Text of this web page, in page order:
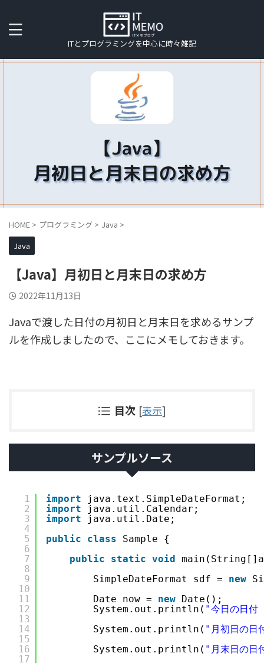
ITとプログラミングを中心に時々雑記
HOME > プログラミング > Java >
Java
【Java】月初日と月末日の求め方
2022年11月13日
Javaで渡した日付の月初日と月末日を求めるサンプ
ルを作成しましたので、ここにメモしておきます。
目次 [表示]
サンプルソース
1
2
3
4
5
6
7
8
9
10
11
12
13
14
15
16
17
import
java.text.SimpleDateFormat;
import
java.util.Calendar;
import
java.util.Date;
public
class
Sample {
public
static void
SimpleDateFormat sdf = new
Date now = new Date();
System.out.println( "今日の日
System.out.println( "月初日の
System.out.println( "月末日の